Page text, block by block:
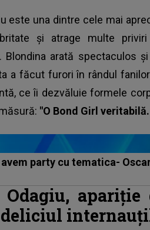
este una dintre cele mai
și atrage multe
Blondina arată spectaculos
a făcut furori în rândul
ce îi dezvăluie formele
"O Bond Girl veritabilă.
party cu tematica-